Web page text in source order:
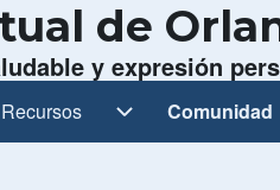
de
y expresión
principal
Recursos
Recursos sub-navegaciónComunidad
Comunidad